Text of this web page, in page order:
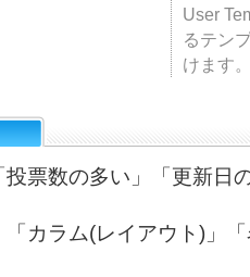
User
るテン
けます
投票数の多い」「更新日
「カラム(レイアウト)」